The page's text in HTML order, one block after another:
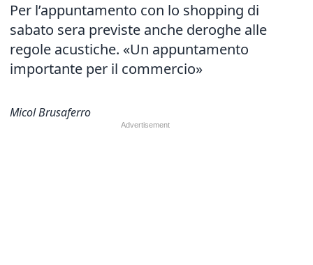
Per l’appuntamento con lo shopping di
sabato sera previste anche deroghe alle
regole acustiche. «Un appuntamento
importante per il commercio»
Micol Brusaferro